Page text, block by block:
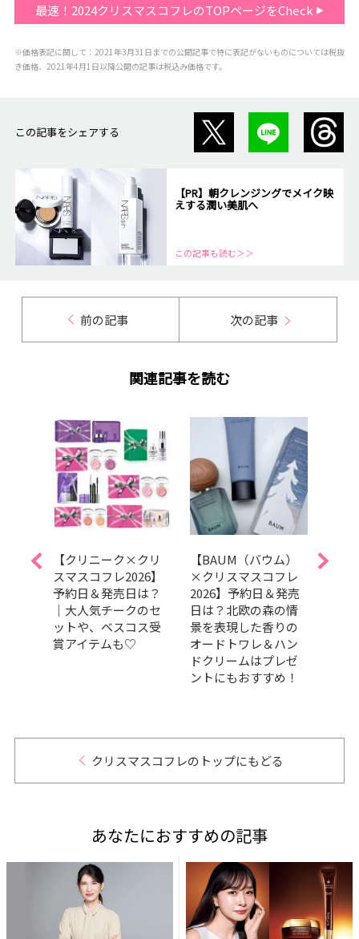
最速！2024クリスマスコフレのTOPページをCheck
※価格表記に関して：2021年3月31日までの公開記事で特に表記がないものについては税抜
き価格、2021年4月1日以降公開の記事は税込み価格です。
この記事をシェアする
【PR】朝クレンジングでメイク映
えする潤い美肌へ
この記事も読む＞＞
前の記事 次の記事
関連記事を読む
【クリニーク×クリ
スマスコフレ2026】
予約日＆発売日は？
｜大人気チークのセ
ットや、ベスコス受
賞アイテムも♡
【BAUM（バウム）
×クリスマスコフレ
2026】予約日＆発売
日は？北欧の森の情
景を表現した香りの
オードトワレ＆ハン
ドクリームはプレゼ
ントにもおすすめ！
【エ
クリスマスコフレのトップにもどる
あなたにおすすめの記事